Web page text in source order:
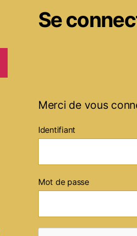
Se
Merci de vous
Identifiant
Mot de passe